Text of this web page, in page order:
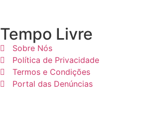
Tempo Livre
Sobre Nós
Política de Privacidade
Termos e Condições
Portal das Denúncias